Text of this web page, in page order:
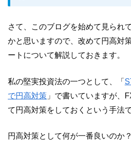
さて、このブログを始めて見られ
かと思いますので、改めて円高対
ートについて解説しておきます。
私の堅実投資法の一つとして、「
で円高対策 」で書いていますが、
て円高対策をしておくという手法で
円高対策として何が一番良いのか？